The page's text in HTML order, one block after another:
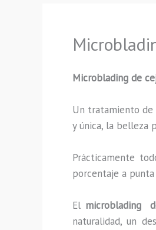
Microblading de
Un tratamiento de
y única, la belleza
Prácticamente
porcentaje a
El microblading
naturalidad, un